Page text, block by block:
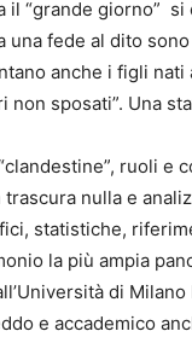
il “grande giorno”
una fede al dito
anche i figli
non sposati”. Una
ruoli e
trascura nulla e
statistiche,
la più ampia
di
e accademico